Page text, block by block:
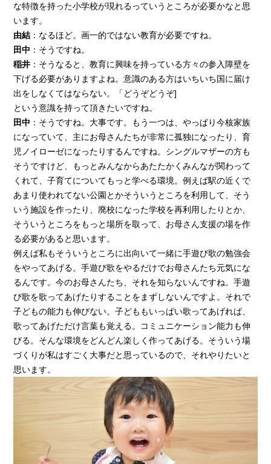
な特徴を持った小学校が現れるっていうところが必要かなと思
います。
由結 ：なるほど。画一的ではない教育が必要ですね。
田中 ：そうですね。
稲井 ：そうなると、教育に興味を持っている方々の参入障壁を
下げる必要がありますよね。意識のある方はいちいち国に届け
出をしなくてはならない。「どうぞどうぞ]
という意識を持って頂きたいですね。
田中 ：そうですね。大事です。もう一つは、やっぱり今核家族
になっていて、主にお母さんたちが非常に孤独になったり、育
児ノイローゼになったりするんですね。シングルマザーの方も
そうですけど、もっとみんなからあたたかくみんなが関わって
くれて、子育てについてもっと学べる環境。例えば駅の近くで
あまり使われてない公園とかそういうところを利用して、そう
いう施設を作ったり、廃校になった学校を再利用したりとか、
そういうところをもっと場所を取って、お母さん支援の場を作
る必要があると思います。
例えば私もそういうところに出向いて一緒に手遊び歌の勉強会
をやってあげる。手遊び歌をやるだけでお母さんたち元気にな
るんです。今のお母さんたち、それを知らないんですね。手遊
び歌を歌ってあげたりすることをまずしないんですよ。それで
子どもの能力も伸びない。子どももいっぱい歌ってあげれば、
歌ってあげただけ言葉も覚える。コミュニケーション能力も伸
びる。そんな環境をどんどん楽しく作ってあげる。そういう場
づくりが私はすごく大事だと思っているので、それやりたいと
思います。